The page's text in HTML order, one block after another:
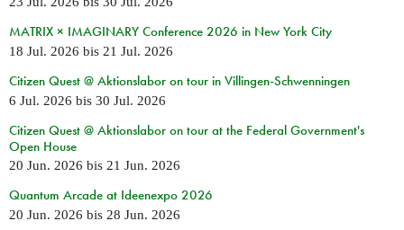
MATRIX × IMAGINARY Conference 2026 in New York City
18 Jul. 2026 bis 21 Jul. 2026
Citizen Quest @ Aktionslabor on tour in Villingen-Schwenningen
6 Jul. 2026 bis 30 Jul. 2026
Citizen Quest @ Aktionslabor on tour at the Federal Government's
Open House
20 Jun. 2026 bis 21 Jun. 2026
Quantum Arcade at Ideenexpo 2026
20 Jun. 2026 bis 28 Jun. 2026